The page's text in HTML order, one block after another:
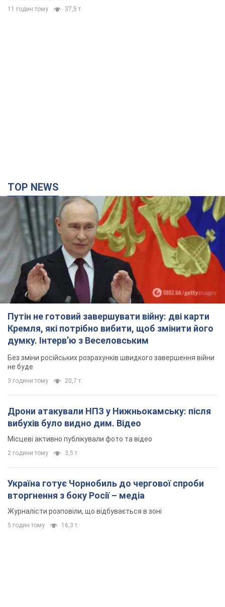
11 годин тому 37,5 т.
TOP NEWS
Путін не готовий завершувати війну: дві карти
Кремля, які потрібно вибити, щоб змінити його
думку. Інтерв’ю з Веселовським
Без зміни російських розрахунків швидкого завершення війни
не буде
3 години тому 20,7 т.
Дрони атакували НПЗ у Нижньокамську: після
вибухів було видно дим. Відео
Місцеві активно публікували фото та відео
2 години тому 3,5 т.
Україна готує Чорнобиль до чергової спроби
вторгнення з боку Росії – медіа
Журналісти розповіли, що відбувається в зоні
5 годин тому 16,3 т.